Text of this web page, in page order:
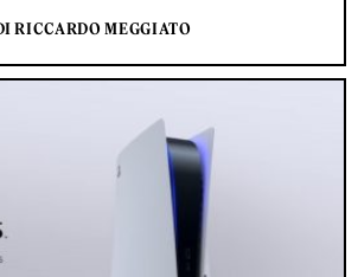
RICCARDO MEGGIATO